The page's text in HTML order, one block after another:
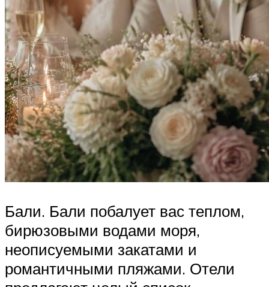
Бали. Бали побалует вас теплом,
бирюзовыми водами моря,
неописуемыми закатами и
романтичными пляжами. Отели